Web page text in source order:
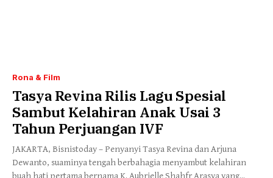
Rona & Film
Tasya Revina Rilis Lagu Spesial
Sambut Kelahiran Anak Usai 3
Tahun Perjuangan IVF
JAKARTA, Bisnistoday – Penyanyi Tasya Revina dan Arjuna
Dewanto, suaminya tengah berbahagia menyambut kelahiran
buah hati pertama bernama K. Aubrielle Shahfr Arasya yang...